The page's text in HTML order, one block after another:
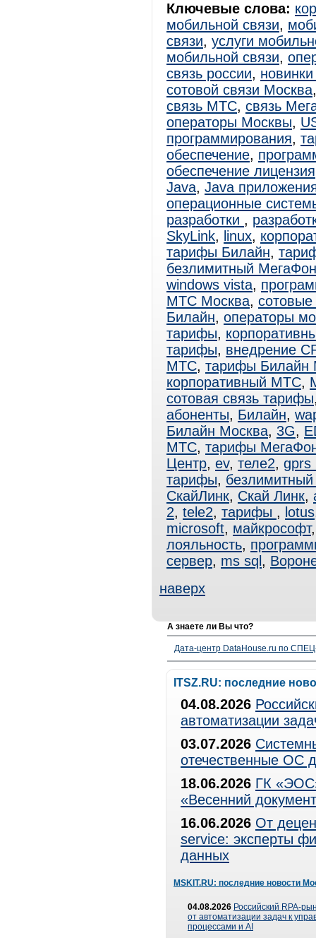
Ключевые слова:
мобильной связи,
связи, услуги
мобильной связи,
связь россии,
сотовой связи Москва
связь МТС, связь
операторы Москвы,
программирования,
обеспечение,
обеспечение лицензия
Java, Java
операционные
разработки ,
SkyLink, linux,
тарифы Билайн,
безлимитный МегаФон
windows vista,
МТС Москва,
Билайн, операторы
тарифы,
тарифы, внедрение
МТС, тарифы Билайн
корпоративный МТС,
сотовая связь тарифы
абоненты, Билайн,
Билайн Москва, 3G,
МТС, тарифы
Центр, ev, теле2, gprs
тарифы,
СкайЛинк, Скай Линк,
2, tele2, тарифы , lotus
microsoft, майкрософт
лояльность,
сервер, ms sql ,
наверх
А знаете ли Вы что?
Дата-центр DataHouse.ru по
ITSZ.RU: последние
04.08.2026
автоматизации
03.07.2026
отечественные ОС
18.06.2026 ГК
«Весенний
16.06.2026 От
service: эксперты
данных
MSKIT.RU: последние новости
04.08.2026 Российский RPA-
от автоматизации задач к
процессами и AI